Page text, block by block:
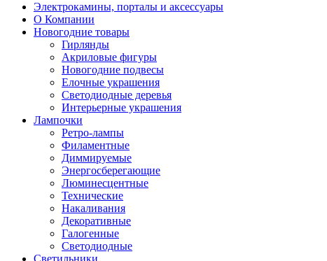
Электрокамины, порталы и аксессуары
О Компании
Новогодние товары
Гирлянды
Акриловые фигуры
Новогодние подвесы
Елочные украшения
Светодиодные деревья
Интерьерные украшения
Лампочки
Ретро-лампы
Филаментные
Диммируемые
Энергосберегающие
Люминесцентные
Технические
Накаливания
Декоративные
Галогенные
Светодиодные
Светильники